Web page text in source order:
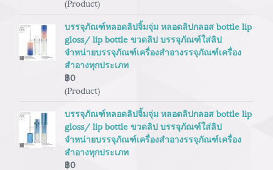
(Product)
บรรจุภัณฑ์หลอดลิปจิ้มจุ่ม หลอดลิปกลอส bottle lip
gloss/ lip bottle ขวดลิป บรรจุภัณฑ์ใส่ลิป
จำหน่ายบรรจุภัณฑ์เครื่องสำอางรรจุภัณฑ์เครื่อง
สำอางทุกประเภท
฿0
(Product)
บรรจุภัณฑ์หลอดลิปจิ้มจุ่ม หลอดลิปกลอส bottle lip
gloss/ lip bottle ขวดลิป บรรจุภัณฑ์ใส่ลิป
จำหน่ายบรรจุภัณฑ์เครื่องสำอางรรจุภัณฑ์เครื่อง
สำอางทุกประเภท
฿0